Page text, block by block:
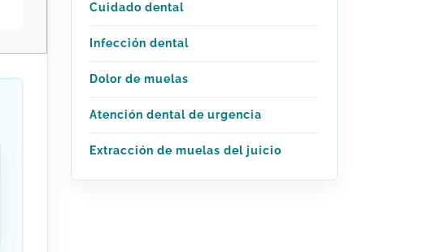
Cuidado dental
Infección dental
Dolor de muelas
Atención dental de urgencia
Extracción de muelas del juicio